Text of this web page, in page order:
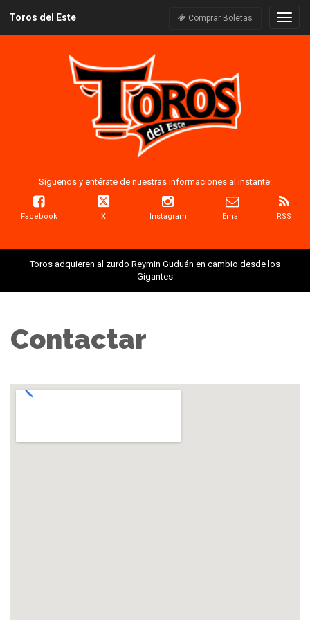
Toros del Este Comprar Boletas
Síguenos y entérate de nuestras informaciones al instante:
Facebook X Instagram Email RSS
Toros adquieren al zurdo Reymin Guduán en cambio desde los
Gigantes
Contactar